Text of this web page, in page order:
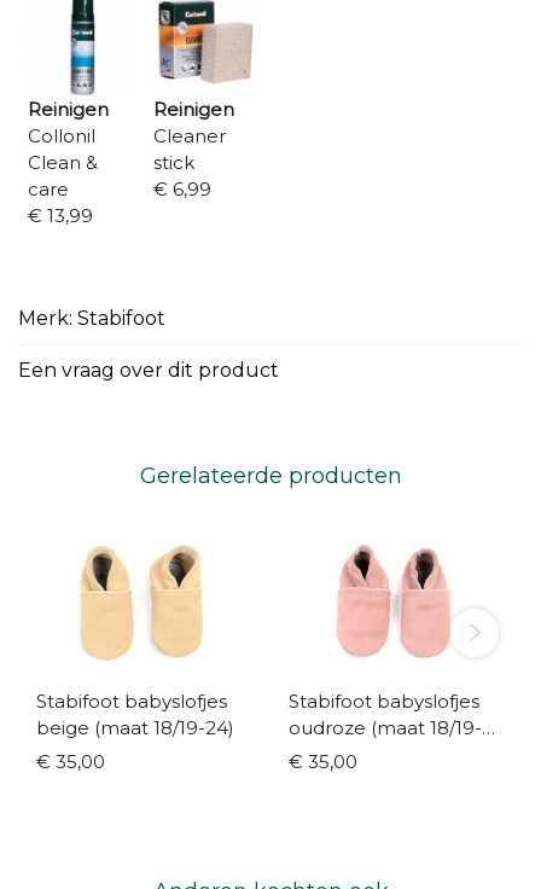
Reinigen
Collonil
Clean &
care
€ 13,99
Reinigen
Cleaner
stick
€ 6,99
Merk: Stabifoot
Een vraag over dit product
Gerelateerde producten
Stabifoot babyslofjes
beige (maat 18/19-24)
€ 35,00
Stabifoot babyslofjes
oudroze (maat 18/19-
24)
€ 35,00